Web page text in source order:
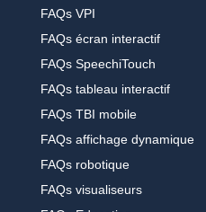
FAQs VPI
FAQs écran interactif
FAQs SpeechiTouch
FAQs tableau interactif
FAQs TBI mobile
FAQs affichage dynamique
FAQs robotique
FAQs visualiseurs